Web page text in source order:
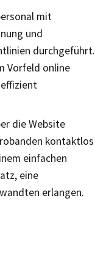
mit
und
durchgeführt.
Vorfeld online
die Website
kontaktlos
einfachen
eine
erlangen.